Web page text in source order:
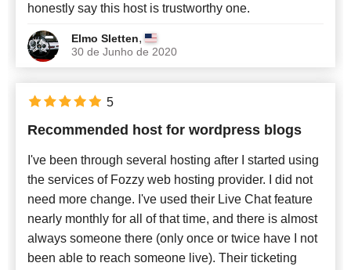
honestly say this host is trustworthy one.
Elmo Sletten,
30 de Junho de 2020
Recommended host for wordpress blogs
I've been through several hosting after I started using
the services of Fozzy web hosting provider. I did not
need more change. I've used their Live Chat feature
nearly monthly for all of that time, and there is almost
always someone there (only once or twice have I not
been able to reach someone live). Their ticketing
5